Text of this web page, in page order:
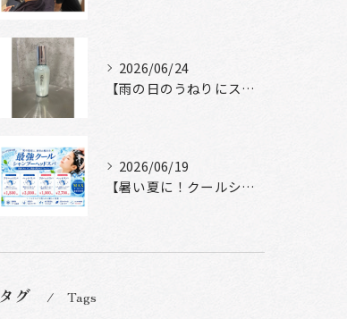
2026/06/24
【雨の日のうねりにストレートロック】
2026/06/19
【暑い夏に！クールシャンプーヘッドスパ】
タグ Tags